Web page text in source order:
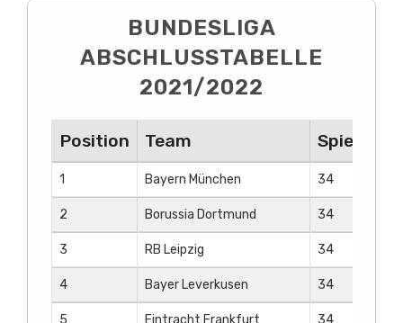
BUNDESLIGA
ABSCHLUSSTABELLE
2021/2022
Position Team Spiele
1 Bayern München 34
2 Borussia Dortmund 34
3 RB Leipzig 34
4 Bayer Leverkusen 34